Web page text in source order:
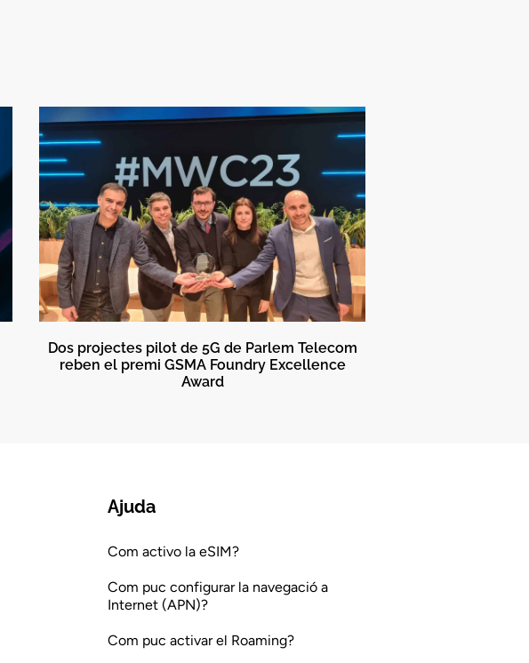
Dos projectes pilot de 5G de Parlem Telecom
reben el premi GSMA Foundry Excellence
Award
Ajuda
Com activo la eSIM?
Com puc configurar la navegació a
Internet (APN)?
Com puc activar el Roaming?